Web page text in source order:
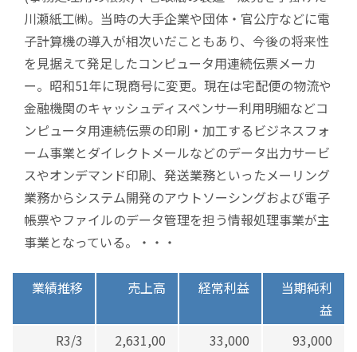
川瀬紙工㈱。当時の大手企業や団体・官公庁などに電
子計算機の導入が相次いだこともあり、今後の将来性
を見据えて発足したコンピュータ用連続伝票メーカ
ー。昭和51年に現商号に変更。現在は宅配便の物流や
金融機関のキャッシュディスペンサー利用明細などコ
ンピュータ用連続伝票の印刷・加工するビジネスフォ
ーム事業とダイレクトメールなどのデータ出力サービ
スやオンデマンド印刷、発送業務といったメーリング
業務からシステム開発のアウトソーシングおよび電子
帳票やファイルのデータ管理を担う情報処理事業が主
事業となっている。・・・
業績推移 売上高 経常利益
当期純利
益
R3/3
2,631,00
33,000 93,000